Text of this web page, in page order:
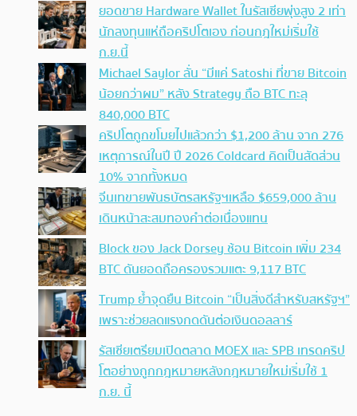
ยอดขาย Hardware Wallet ในรัสเซียพุ่งสูง 2 เท่า
นักลงทุนแห่ถือคริปโตเอง ก่อนกฎใหม่เริ่มใช้
ก.ย.นี้
Michael Saylor ลั่น “มีแค่ Satoshi ที่ขาย Bitcoin
น้อยกว่าผม” หลัง Strategy ถือ BTC ทะลุ
840,000 BTC
คริปโตถูกขโมยไปแล้วกว่า $1,200 ล้าน จาก 276
เหตุการณ์ในปี ปี 2026 Coldcard คิดเป็นสัดส่วน
10% จากทั้งหมด
จีนเทขายพันธบัตรสหรัฐฯเหลือ $659,000 ล้าน
เดินหน้าสะสมทองคำต่อเนื่องแทน
Block ของ Jack Dorsey ช้อน Bitcoin เพิ่ม 234
BTC ดันยอดถือครองรวมแตะ 9,117 BTC
Trump ย้ำจุดยืน Bitcoin “เป็นสิ่งดีสำหรับสหรัฐฯ”
เพราะช่วยลดแรงกดดันต่อเงินดอลลาร์
รัสเซียเตรียมเปิดตลาด MOEX และ SPB เทรดคริป
โตอย่างถูกกฎหมายหลังกฎหมายใหม่เริ่มใช้ 1
ก.ย. นี้